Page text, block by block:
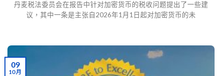
丹麦税法委员会在报告中针对加密货币的税收问题提出了一些建
议，其中一条是主张自2026年1月1日起对加密货币的未
09
10 月